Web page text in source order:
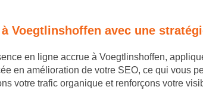
Voegtlinshoffen avec une
en ligne accrue à Voegtlinshoffen,
en amélioration de votre SEO, ce qui vous
votre trafic organique et renforçons votre